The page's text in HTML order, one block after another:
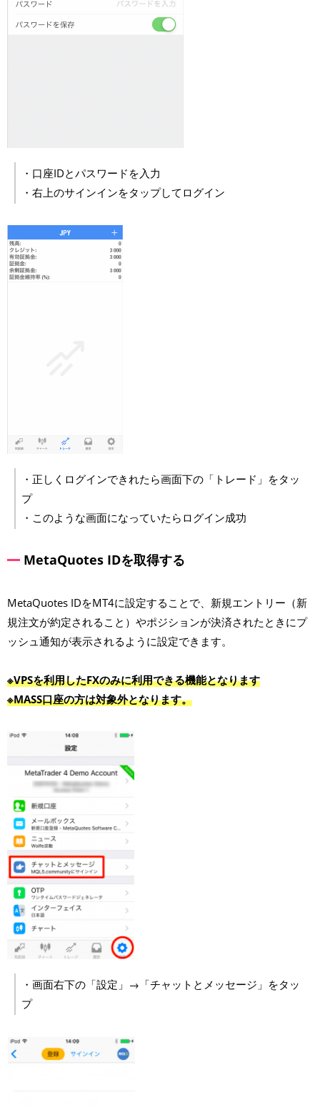
・口座IDとパスワードを入力
・右上のサインインをタップしてログイン
・正しくログインできれたら画面下の「トレード」をタッ
プ
・このような画面になっていたらログイン成功
MetaQuotes IDを取得する
MetaQuotes IDをMT4に設定することで、新規エントリー（新
規注文が約定されること）やポジションが決済されたときにプ
ッシュ通知が表示されるように設定できます。
※VPSを利用したFXのみに利用できる機能となります
※MASS口座の方は対象外となります。
・画面右下の「設定」→「チャットとメッセージ」をタッ
プ